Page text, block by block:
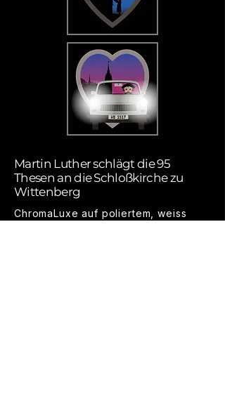
Martin Luther schlägt die 95
Thesen an die Schloßkirche zu
Wittenberg
ChromaLuxe auf poliertem, weiss